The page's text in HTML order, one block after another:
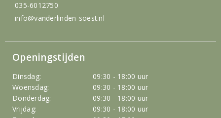
035-6012750
info@vanderlinden-soest.nl
Openingstijden
Dinsdag:
09:30 - 18:00 uur
Woensdag:
09:30 - 18:00 uur
Donderdag:
09:30 - 18:00 uur
Vrijdag:
09:30 - 18:00 uur